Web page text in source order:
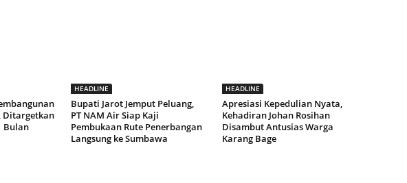
Ditargetkan
Bulan
HEADLINE
Bupati Jarot Jemput Peluang,
PT NAM Air Siap Kaji
Pembukaan Rute Penerbangan
Langsung ke Sumbawa
HEADLINE
Apresiasi Kepedulian Nyata,
Kehadiran Johan Rosihan
Disambut Antusias Warga
Karang Bage